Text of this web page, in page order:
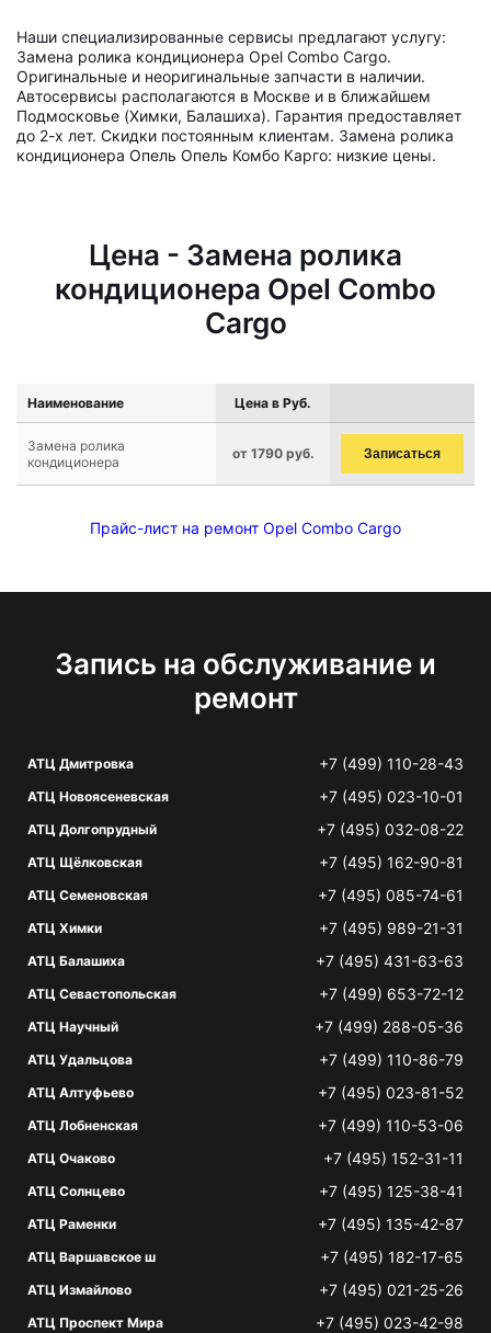
Наши специализированные сервисы предлагают услугу:
Замена ролика кондиционера Opel Combo Cargo.
Оригинальные и неоригинальные запчасти в наличии.
Автосервисы располагаются в Москве и в ближайшем
Подмосковье (Химки, Балашиха). Гарантия предоставляет
до 2-х лет. Скидки постоянным клиентам. Замена ролика
кондиционера Опель Опель Комбо Карго: низкие цены.
Цена - Замена ролика
кондиционера Opel Combo
Cargo
Наименование Цена в Руб.
Замена ролика
кондиционера
от 1790 руб. Записаться
Прайс-лист на ремонт Opel Combo Cargo
Запись на обслуживание и
ремонт
АТЦ Дмитровка +7 (499) 110-28-43
АТЦ Новоясеневская +7 (495) 023-10-01
АТЦ Долгопрудный +7 (495) 032-08-22
АТЦ Щёлковская +7 (495) 162-90-81
АТЦ Семеновская +7 (495) 085-74-61
АТЦ Химки +7 (495) 989-21-31
АТЦ Балашиха +7 (495) 431-63-63
АТЦ Севастопольская +7 (499) 653-72-12
АТЦ Научный +7 (499) 288-05-36
АТЦ Удальцова +7 (499) 110-86-79
АТЦ Алтуфьево +7 (495) 023-81-52
АТЦ Лобненская +7 (499) 110-53-06
АТЦ Очаково +7 (495) 152-31-11
АТЦ Солнцево +7 (495) 125-38-41
АТЦ Раменки +7 (495) 135-42-87
АТЦ Варшавское ш +7 (495) 182-17-65
АТЦ Измайлово +7 (495) 021-25-26
АТЦ Проспект Мира +7 (495) 023-42-98